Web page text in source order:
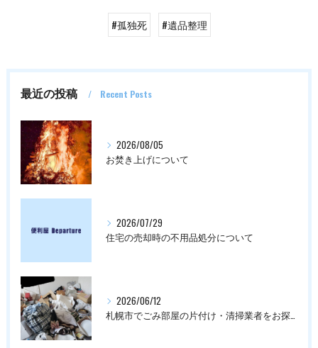
#孤独死 #遺品整理
最近の投稿 Recent Posts
2026/08/05
お焚き上げについて
2026/07/29
住宅の売却時の不用品処分について
2026/06/12
札幌市でごみ部屋の片付け・清掃業者をお探しの方は